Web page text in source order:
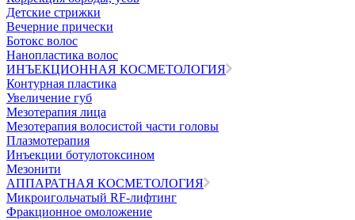
Детские стрижки
Вечерние прически
Ботокс волос
Нанопластика волос
ИНЪЕКЦИОННАЯ КОСМЕТОЛОГИЯ
Контурная пластика
Увеличение губ
Мезотерапия лица
Мезотерапия волосистой части головы
Плазмотерапия
Инъекции ботулотоксином
Мезонити
АППАРАТНАЯ КОСМЕТОЛОГИЯ
Микроигольчатый RF-лифтинг
Фракционное омоложение